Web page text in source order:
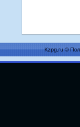
Kzpg.ru ©